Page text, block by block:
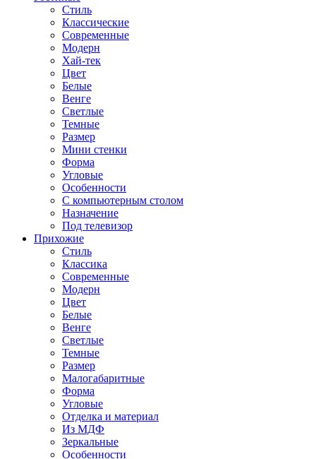
Стиль
Классические
Современные
Модерн
Хай-тек
Цвет
Белые
Венге
Светлые
Темные
Размер
Мини стенки
Форма
Угловые
Особенности
С компьютерным столом
Назначение
Под телевизор
Прихожие
Стиль
Классика
Современные
Модерн
Цвет
Белые
Венге
Светлые
Темные
Размер
Малогабаритные
Форма
Угловые
Отделка и материал
Из МДФ
Зеркальные
Особенности